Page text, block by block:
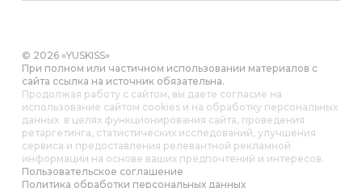
© 2026 «YUSKISS»
При полном или частичном использовании материалов с
сайта ссылка на источник обязательна.
Продолжая работу с сайтом, вы даете согласие на
использование сайтом cookies и на обработку персональных
данных в целях функционирования сайта, проведения
ретаргетинга, статистических исследований, улучшения
сервиса и предоставления релевантной рекламной
информации на основе ваших предпочтений и интересов.
Пользовательское соглашение
Политика обработки персональных данных